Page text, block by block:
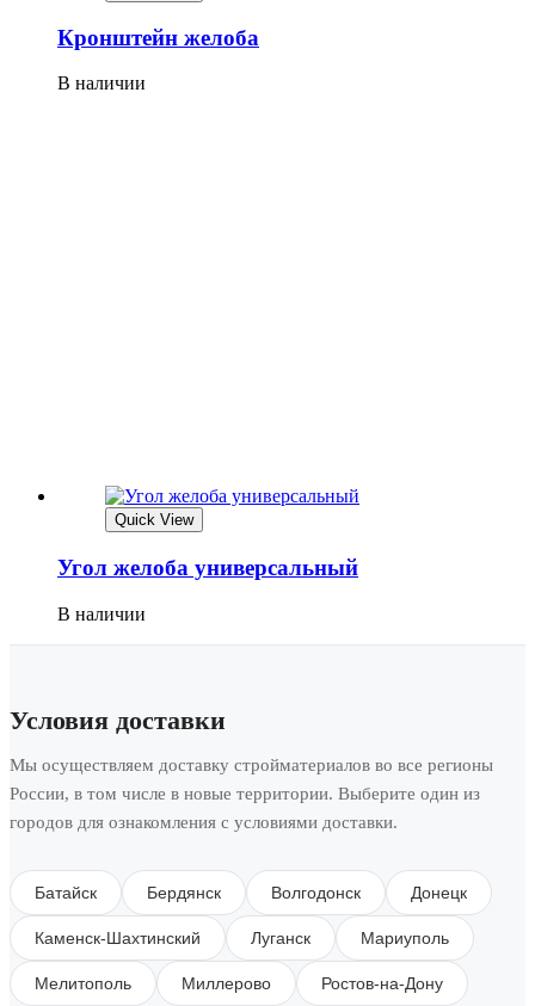
Кронштейн желоба
В наличии
Quick View
Угол желоба универсальный
В наличии
Условия доставки
Мы осуществляем доставку стройматериалов во все регионы
России, в том числе в новые территории. Выберите один из
городов для ознакомления с условиями доставки.
Батайск Бердянск Волгодонск Донецк
Каменск-Шахтинский Луганск Мариуполь
Мелитополь Миллерово Ростов-на-Дону